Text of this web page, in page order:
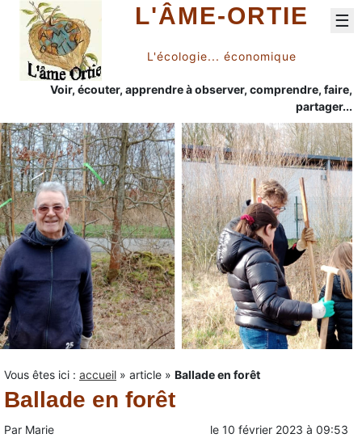
L'ÂME-ORTIE
L'écologie... économique
Voir, écouter, apprendre à observer, comprendre, faire,
partager...
☰
Vous êtes ici : accueil » article » Ballade en forêt
Ballade en forêt
Par Marie le 10 février 2023 à 09:53